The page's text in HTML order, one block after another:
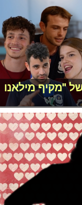
"מקיף מילאנו